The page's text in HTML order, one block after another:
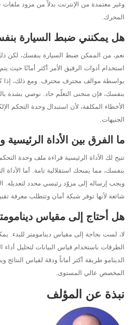
وغير معتمدة من الإنترنت بدلاً من مزود
المحرك.
هل يمكنني ضبط السيارة
نعم، من الممكن ضبط السيارة بنفسك، لكن
استخدام أدوات الرقيق الأمر أكثر أمانًا حيث
بواسطة موالف محترف محترف. ومع ذلك، إذا
بنفسك، فإن منحنى التعلّم حاد. نوصي بشدة
الأخطاء المكلفة، لأن استبدال وحدة التحكم
الجنيهات.
ما الفرق بين الأداة الرئيسية
تتيح لك الأداة الرئيسية قراءة ملف وحدة التحكم
بنفسك، مما يمنحك استقلالية تامة. أما الأداة
ويجب إرساله إلى مزوّد رئيسي محدد لتعديله.
شائعة لأنها توفر شبكة أمان وتتطلب معرفة
هل أحتاج إلى مقياس
لا، لست بحاجة إلى مقياس دينامومتر للبدء.
الطرقات باستخدام قياس البيانات لتحليل أداء
الدينامو طريقة أكثر أماناً ودقة لقياس النتائج
المخصص عالي المستوى.
نبذة عن المؤلف